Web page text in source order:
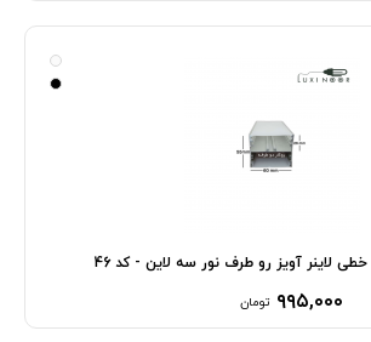
لاینر آویز رو طرف نور سه لاین - کد 46
۹۹۵,۰۰۰ تومان